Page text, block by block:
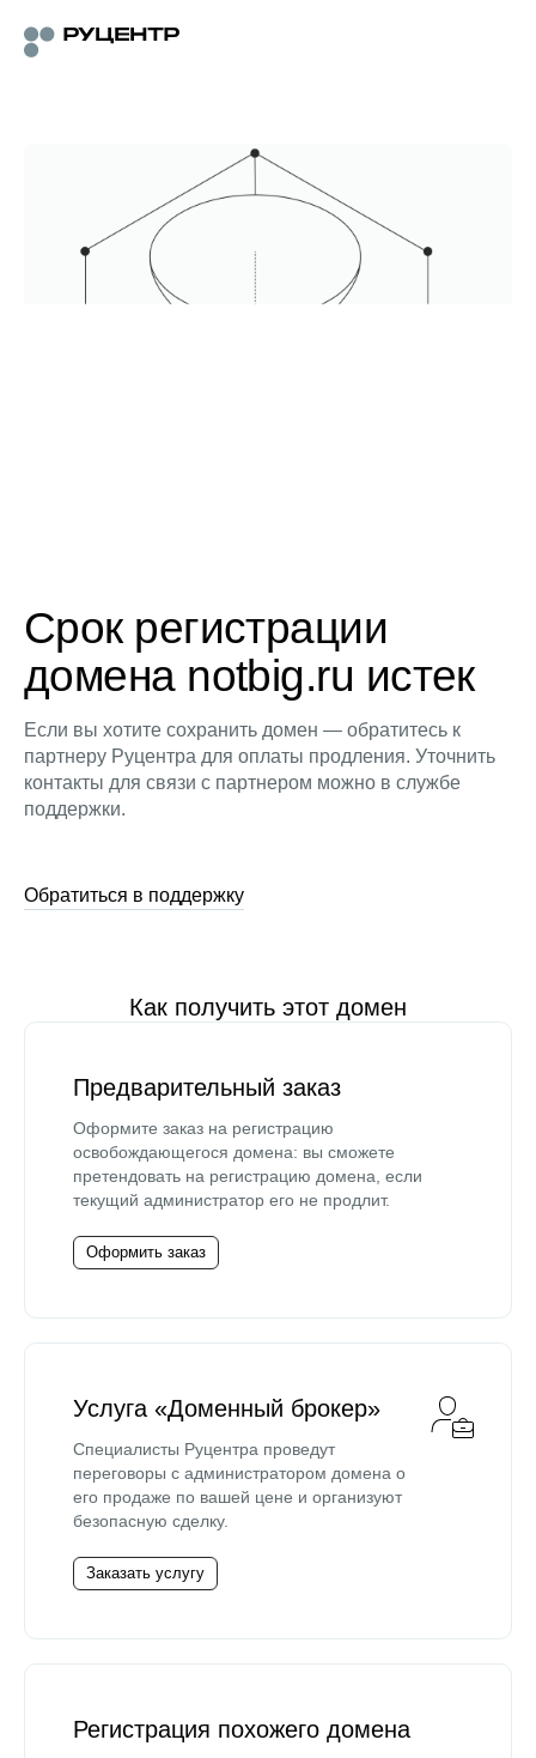
Срок регистрации
домена notbig.ru истек
Если вы хотите сохранить домен — обратитесь к
партнеру Руцентра для оплаты продления. Уточнить
контакты для связи с партнером можно в службе
поддержки.
Обратиться в поддержку
Как получить этот домен
Предварительный заказ
Оформите заказ на регистрацию
освобождающегося домена: вы сможете
претендовать на регистрацию домена, если
текущий администратор его не продлит.
Оформить заказ
Услуга «Доменный брокер»
Специалисты Руцентра проведут
переговоры с администратором домена о
его продаже по вашей цене и организуют
безопасную сделку.
Заказать услугу
Регистрация похожего домена